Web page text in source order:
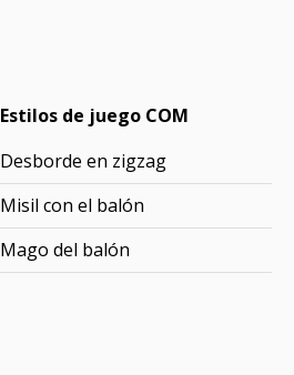
Estilos de juego COM
Desborde en zigzag
Misil con el balón
Mago del balón